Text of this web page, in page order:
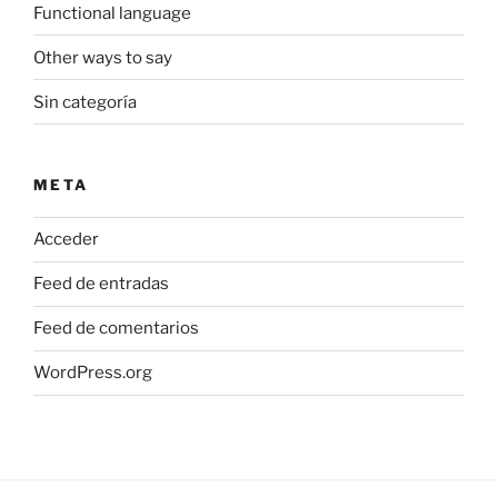
Functional language
Other ways to say
Sin categoría
META
Acceder
Feed de entradas
Feed de comentarios
WordPress.org